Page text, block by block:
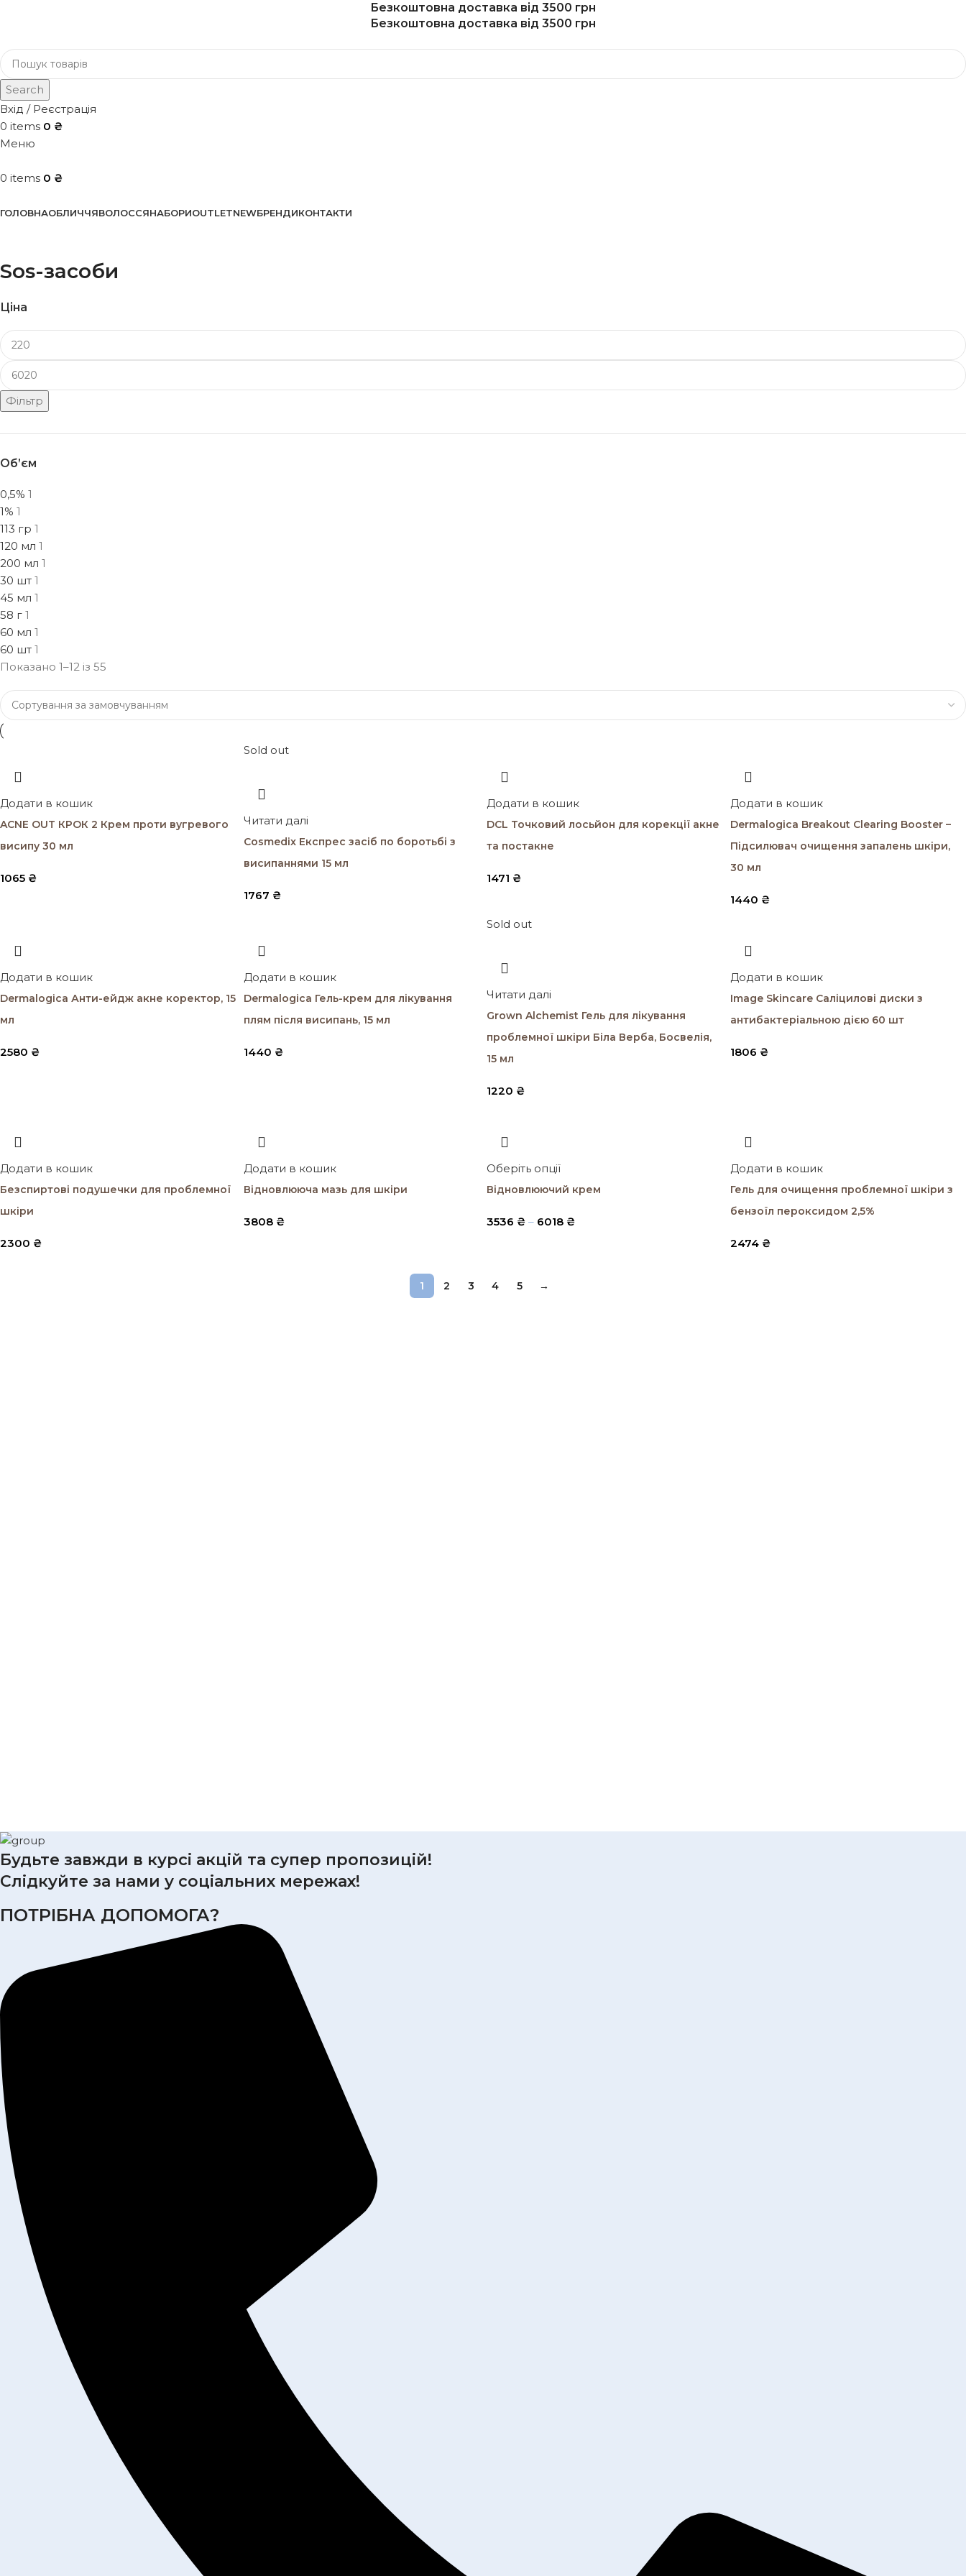
Безкоштовна доставка від 3500 грн
Безкоштовна доставка від 3500 грн
Search
Вхід / Реєстрація
0 items 0 ₴
Меню
0 items 0 ₴
ГОЛОВНАОБЛИЧЧЯВОЛОССЯНАБОРИOUTLETNEWБРЕНДИКОНТАКТИ
Sos-засоби
Ціна
Фільтр
Об’єм
0,5% 1
1% 1
113 гр 1
120 мл 1
200 мл 1
30 шт 1
45 мл 1
58 г 1
60 мл 1
60 шт 1
Показано 1–12 із 55
Додати в кошик
ACNE OUT КРОК 2 Крем проти вугревого
висипу 30 мл
1065 ₴
Sold out
Читати далі
Cosmedix Eкспрес засіб по боротьбі з
висипаннями 15 мл
1767 ₴
Додати в кошик
DCL Точковий лосьйон для корекції акне
та постакне
1471 ₴
Додати в кошик
Dermalogica Breakout Clearing Booster –
Підсилювач очищення запалень шкіри,
30 мл
1440 ₴
Додати в кошик
Dermalogica Анти-ейдж акне коректор, 15
мл
2580 ₴
Додати в кошик
Dermalogica Гель-крем для лікування
плям після висипань, 15 мл
1440 ₴
Sold out
Читати далі
Grown Alchemist Гель для лікування
проблемної шкіри Біла Верба, Босвелія,
15 мл
1220 ₴
Додати в кошик
Image Skincare Саліцилові диски з
антибактеріальною дією 60 шт
1806 ₴
Додати в кошик
Безспиртові подушечки для проблемної
шкіри
2300 ₴
Додати в кошик
Відновлююча мазь для шкіри
3808 ₴
Оберіть опції
Відновлюючий крем
3536 ₴ – 6018 ₴
Додати в кошик
Гель для очищення проблемної шкіри з
бензоїл пероксидом 2,5%
2474 ₴
1 2 3 4 5 →
Будьте завжди в курсі акцій та супер пропозицій!
Слідкуйте за нами у соціальних мережах!
ПОТРІБНА ДОПОМОГА?